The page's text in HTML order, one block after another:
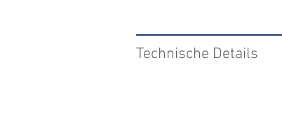
Technische Details